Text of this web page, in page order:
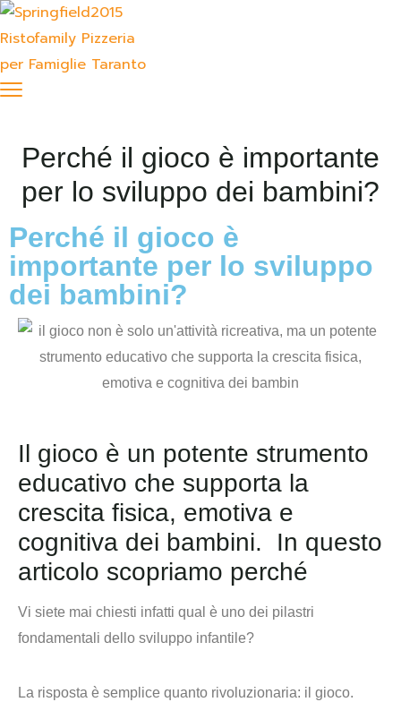
Perché il gioco è importante
per lo sviluppo dei bambini?
Perché il gioco è
importante per lo sviluppo
dei bambini?
Il gioco è un potente strumento
educativo che supporta la
crescita fisica, emotiva e
cognitiva dei bambini. In questo
articolo scopriamo perché
Vi siete mai chiesti infatti qual è uno dei pilastri
fondamentali dello sviluppo infantile?
La risposta è semplice quanto rivoluzionaria: il gioco.